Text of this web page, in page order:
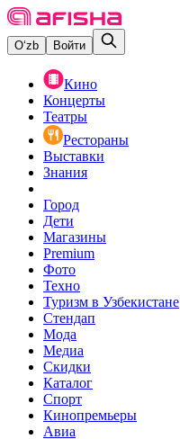
O‘zb Войти
Кино
Концерты
Театры
Рестораны
Выставки
Знания
Город
Дети
Магазины
Premium
Фото
Техно
Туризм в Узбекистане
Стендап
Мода
Медиа
Скидки
Каталог
Спорт
Кинопремьеры
Авиа